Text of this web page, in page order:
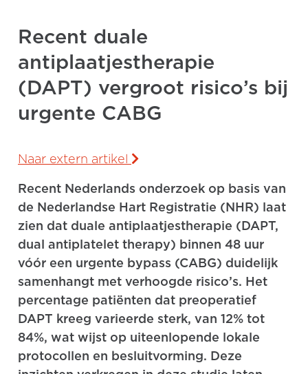
Recent duale
antiplaatjestherapie
(DAPT) vergroot risico’s bij
urgente CABG
Naar extern artikel
Recent Nederlands onderzoek op basis van
de Nederlandse Hart Registratie (NHR) laat
zien dat duale antiplaatjestherapie (DAPT,
dual antiplatelet therapy) binnen 48 uur
vóór een urgente bypass (CABG) duidelijk
samenhangt met verhoogde risico’s. Het
percentage patiënten dat preoperatief
DAPT kreeg varieerde sterk, van 12% tot
84%, wat wijst op uiteenlopende lokale
protocollen en besluitvorming. Deze